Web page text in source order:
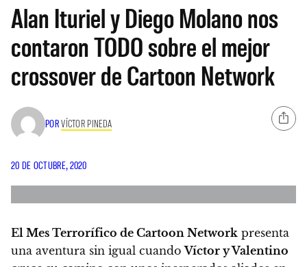
Alan Ituriel y Diego Molano nos
contaron TODO sobre el mejor
crossover de Cartoon Network
PORVÍCTOR PINEDA
20 DE OCTUBRE, 2020
El Mes Terrorífico de Cartoon Network presenta
una aventura sin igual cuandoVíctor y Valentino